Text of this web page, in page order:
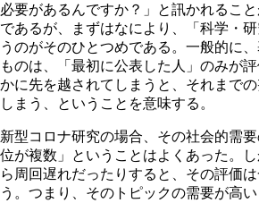
必要があるんですか？」と訊かれるこ
であるが、まずはなにより、「科学・
うのがそのひとつめである。一般的に
ものは、「最初に公表した人」のみが
かに先を越されてしまうと、それまで
しまう、ということを意味する。
新型コロナ研究の場合、その社会的需
位が複数」ということはよくあった。
ら周回遅れだったりすると、その評価
う。つまり、そのトピックの需要が高い